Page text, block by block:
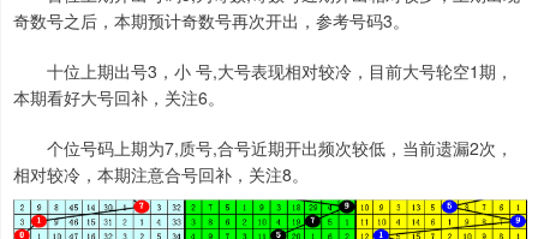
奇数号之后，本期预计奇数号再次开出，参考号码3。
十位上期出号3，小 号,大号表现相对较冷，目前大号轮空1期，
本期看好大号回补，关注6。
个位号码上期为7,质号,合号近期开出频次较低，当前遗漏2次，
相对较冷，本期注意合号回补，关注8。